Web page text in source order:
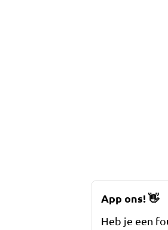
App ons!👋
Heb je een